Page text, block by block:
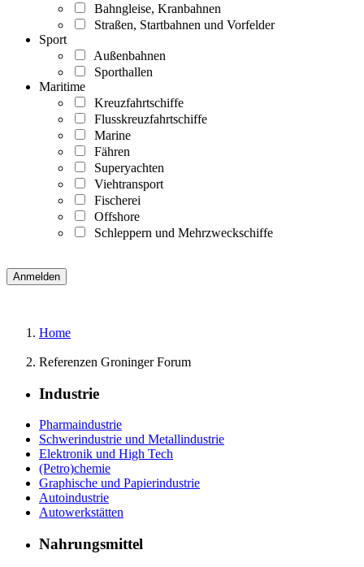
Bahngleise, Kranbahnen
Straßen, Startbahnen und Vorfelder
Sport
Außenbahnen
Sporthallen
Maritime
Kreuzfahrtschiffe
Flusskreuzfahrtschiffe
Marine
Fähren
Superyachten
Viehtransport
Fischerei
Offshore
Schleppern und Mehrzweckschiffe
Home
Referenzen Groninger Forum
Industrie
Pharmaindustrie
Schwerindustrie und Metallindustrie
Elektronik und High Tech
(Petro)chemie
Graphische und Papierindustrie
Autoindustrie
Autowerkstätten
Nahrungsmittel